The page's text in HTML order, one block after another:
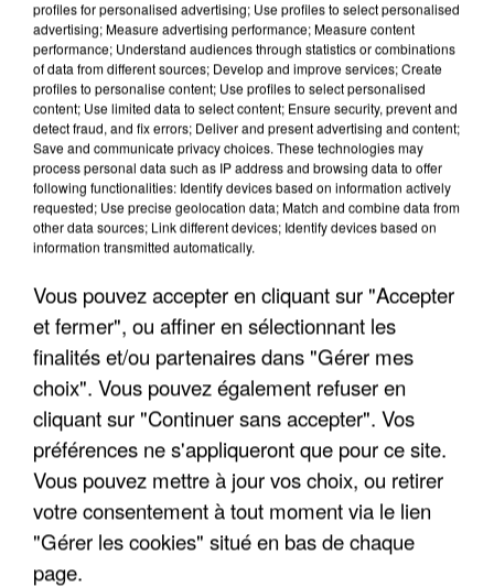
LES DONNÉES DE 300 000 CLIENTS DÉROBÉES À
INTERMARCHÉ APRÈS UNE...
profiles for personalised advertising; Use profiles to select personalised
advertising; Measure advertising performance; Measure content
performance; Understand audiences through statistics or combinations
of data from different sources; Develop and improve services; Create
profiles to personalise content; Use profiles to select personalised
content; Use limited data to select content; Ensure security, prevent and
detect fraud, and fix errors; Deliver and present advertising and content;
Save and communicate privacy choices. These technologies may
process personal data such as IP address and browsing data to offer
following functionalities: Identify devices based on information actively
requested; Use precise geolocation data; Match and combine data from
other data sources; Link different devices; Identify devices based on
information transmitted automatically.
Vous pouvez accepter en cliquant sur "Accepter
et fermer", ou affiner en sélectionnant les
finalités et/ou partenaires dans "Gérer mes
choix". Vous pouvez également refuser en
cliquant sur "Continuer sans accepter". Vos
préférences ne s'appliqueront que pour ce site.
Vous pouvez mettre à jour vos choix, ou retirer
votre consentement à tout moment via le lien
"Gérer les cookies" situé en bas de chaque
page.